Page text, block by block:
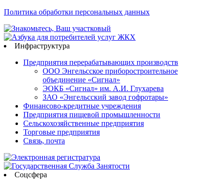
Политика обработки персональных данных
Инфраструктура
Предприятия перерабатывающих производств
ООО Энгельсское приборостроительное
объединение «Сигнал»
ЭОКБ «Сигнал» им. А.И. Глухарева
ЗАО «Энгельсский завод гофротары»
Финансово-кредитные учреждения
Предприятия пищевой промышленности
Сельскохозяйственные предприятия
Торговые предприятия
Связь, почта
Соцсфера